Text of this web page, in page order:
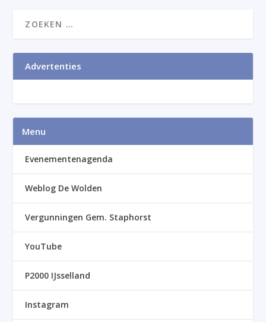
Advertenties
Menu
Evenementenagenda
Weblog De Wolden
Vergunningen Gem. Staphorst
YouTube
P2000 IJsselland
Instagram